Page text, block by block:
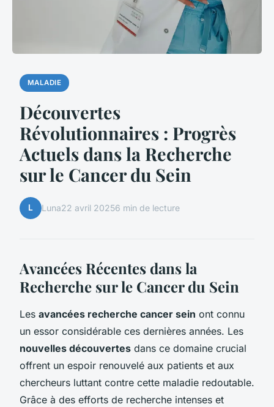
MALADIE
Découvertes
Révolutionnaires : Progrès
Actuels dans la Recherche
sur le Cancer du Sein
L Luna22 avril 20256 min de lecture
Avancées Récentes dans la
Recherche sur le Cancer du Sein
Les avancées recherche cancer sein ont connu
un essor considérable ces dernières années. Les
nouvelles découvertes dans ce domaine crucial
offrent un espoir renouvelé aux patients et aux
chercheurs luttant contre cette maladie redoutable.
Grâce à des efforts de recherche intenses et